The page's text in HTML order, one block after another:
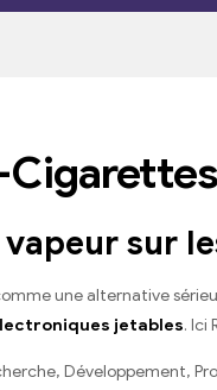
sur
une alternative
jetables. Ici
Développement,